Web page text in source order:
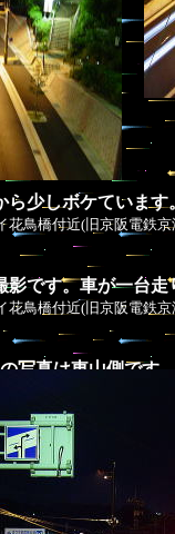
ら少しボケていま
花鳥橋付近(旧京阪電
影です。車が一台
花鳥橋付近(旧京阪電
写真は東山側です
花鳥橋付近(旧京阪電